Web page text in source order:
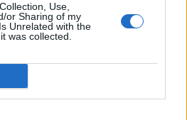
Use,
or Sharing of my
Unrelated with the
was collected.
kāds miljons veidu, kā
man ir dažas iecienītākās
Pavlova – gatavus bezē
svaigām zemenēm
klasika ir zemeņu